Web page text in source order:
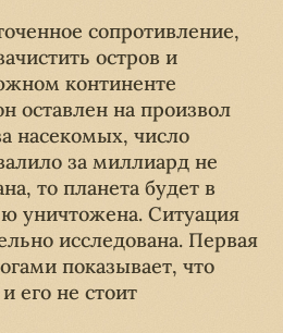
сопротивление,
остров и
континенте
оставлен на произвол
насекомых, число
за миллиард не
то планета будет в
уничтожена. Ситуация
исследована. Первая
показывает, что
его не стоит